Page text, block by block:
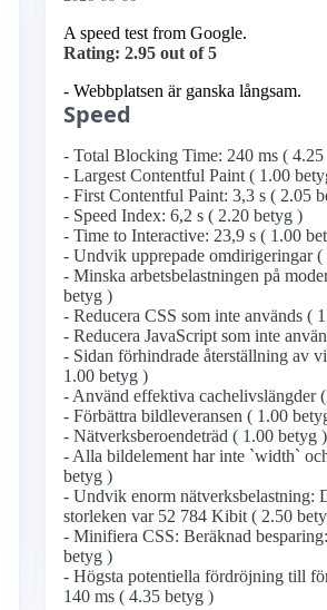
A speed test from Google.
Rating: 2.95 out of 5
- Webbplatsen är ganska långsam.
Speed
- Total Blocking Time: 240 ms (
- Largest Contentful Paint ( 1.00
- First Contentful Paint: 3,3 s ( 2.05
- Speed Index: 6,2 s ( 2.20 betyg )
- Time to Interactive: 23,9 s ( 1.00
- Undvik upprepade omdirigeringar (
- Minska arbetsbelastningen på
betyg )
- Reducera CSS som inte används (
- Reducera JavaScript som inte
- Sidan förhindrade återställning av
1.00 betyg )
- Använd effektiva cachelivslängder
- Förbättra bildleveransen ( 1.00
- Nätverksberoendeträd ( 1.00 betyg )
- Alla bildelement har inte `width`
betyg )
- Undvik enorm nätverksbelastning:
storleken var 52 784 Kibit ( 2.50
- Minifiera CSS: Beräknad
betyg )
- Högsta potentiella fördröjning till
140 ms ( 4.35 betyg )